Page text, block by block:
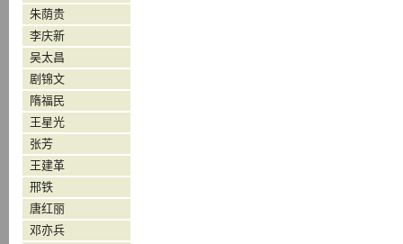
朱荫贵
李庆新
吴太昌
剧锦文
隋福民
王星光
张芳
王建革
邢铁
唐红丽
邓亦兵